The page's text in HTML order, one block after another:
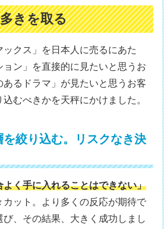
きを取る
クス」を日本人に売るにあた
ョン」を直接的に見たいと思うお
るドラマ」が見たいと思うお客
むべきかを天秤にかけました。
絞り込む。リスクなき決
よく手に入れることはできない」
カット。より多くの反応が期待で
び、その結果、大きく成功しまし